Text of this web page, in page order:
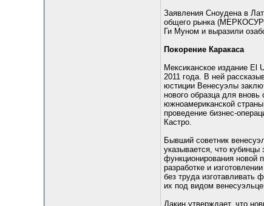
Заявления Сноудена в
общего рынка (МЕРКОСУР)
Ги Муном и выразили
Покорение Каракаса
Мексиканское издание El
2011 года. В ней
юстиции Венесуэлы
нового образца для
южноамериканской
проведение бизнес-
Кастро.
Бывший советник
указывается, что
функционирования новой
разработке и
без труда изготавливать
их под видом
Дакин утверждает, что